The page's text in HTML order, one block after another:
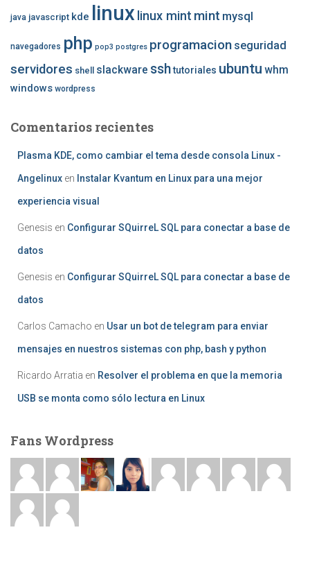
java javascript kde linux linux mint mint mysql
navegadores php pop3 postgres programacion seguridad
servidores shell slackware sshtutoriales ubuntu whm
windows wordpress
Comentarios recientes
Plasma KDE, como cambiar el tema desde consola Linux -
Angelinux en Instalar Kvantum en Linux para una mejor
experiencia visual
Genesis en Configurar SQuirreL SQL para conectar a base de
datos
Genesis en Configurar SQuirreL SQL para conectar a base de
datos
Carlos Camacho en Usar un bot de telegram para enviar
mensajes en nuestros sistemas con php, bash y python
Ricardo Arratia en Resolver el problema en que la memoria
USB se monta como sólo lectura en Linux
Fans Wordpress